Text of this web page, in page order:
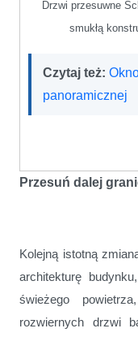
Drzwi przesuwne
smukłą
Czytaj też:
panoramicznej
Przesuń dalej
Kolejną istotną
architekturę
świeżego
rozwiernych drzwi